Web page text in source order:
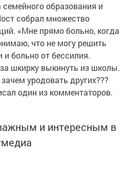
семейного образования и
собрал множество
«Мне прямо больно, когда
что не могу решить
больно от бессилия.
шкирку выкинуть из школы.
уродовать других???
один из комментаторов.
и интересным в